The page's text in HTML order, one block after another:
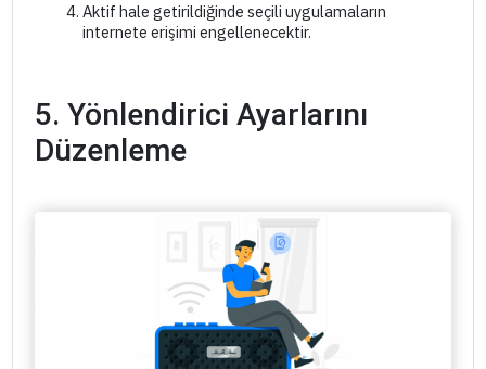
Aktif hale getirildiğinde seçili uygulamaların
internete erişimi engellenecektir.
5. Yönlendirici Ayarlarını
Düzenleme